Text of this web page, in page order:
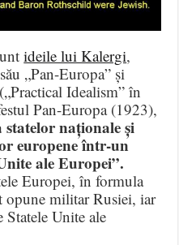
ideile lui Kalergi,
„Pan-Europa” și
Idealism” în
Pan-Europa (1923),
naționale și
europene într-un
ale Europei”.
Europei, în formula
opune militar Rusiei, iar
Unite ale